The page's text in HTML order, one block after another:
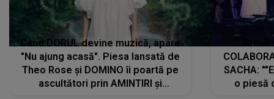
Când DORUL devine muzică, apare
"Nu ajung acasă". Piesa lansată de
Theo Rose și DOMINO îi poartă pe
ascultători prin AMINTIRI și
SACHA:
o piesă